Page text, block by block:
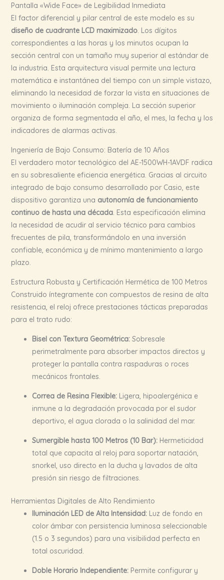
Pantalla «Wide Face» de Legibilidad Inmediata
El factor diferencial y pilar central de este modelo es su
diseño de cuadrante LCD maximizado. Los dígitos
correspondientes a las horas y los minutos ocupan la
sección central con un tamaño muy superior al estándar de
la industria. Esta arquitectura visual permite una lectura
matemática e instantánea del tiempo con un simple vistazo,
eliminando la necesidad de forzar la vista en situaciones de
movimiento o iluminación compleja. La sección superior
organiza de forma segmentada el año, el mes, la fecha y los
indicadores de alarmas activas.
Ingeniería de Bajo Consumo: Batería de 10 Años
El verdadero motor tecnológico del AE-1500WH-1AVDF radica
en su sobresaliente eficiencia energética. Gracias al circuito
integrado de bajo consumo desarrollado por Casio, este
dispositivo garantiza una autonomía de funcionamiento
continuo de hasta una década. Esta especificación elimina
la necesidad de acudir al servicio técnico para cambios
frecuentes de pila, transformándolo en una inversión
confiable, económica y de mínimo mantenimiento a largo
plazo.
Estructura Robusta y Certificación Hermética de 100 Metros
Construido íntegramente con compuestos de resina de alta
resistencia, el reloj ofrece prestaciones tácticas preparadas
para el trato rudo:
Bisel con Textura Geométrica:Sobresale
perimetralmente para absorber impactos directos y
proteger la pantalla contra raspaduras o roces
mecánicos frontales.
Correa de Resina Flexible:Ligera, hipoalergénica e
inmune a la degradación provocada por el sudor
deportivo, el agua clorada o la salinidad del mar.
Sumergible hasta 100 Metros (10 Bar):Hermeticidad
total que capacita al reloj para soportar natación,
snorkel, uso directo en la ducha y lavados de alta
presión sin riesgo de filtraciones.
Herramientas Digitales de Alto Rendimiento
Iluminación LED de Alta Intensidad:Luz de fondo en
color ámbar con persistencia luminosa seleccionable
(1.5 o 3 segundos) para una visibilidad perfecta en
total oscuridad.
Doble Horario Independiente:Permite configurar y